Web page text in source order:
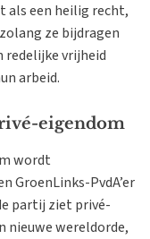
als een heilig recht,
ze bijdragen
redelijke vrijheid
arbeid.
eigendom
wordt
GroenLinks-PvdA’er
partij ziet privé-
nieuwe wereldorde,